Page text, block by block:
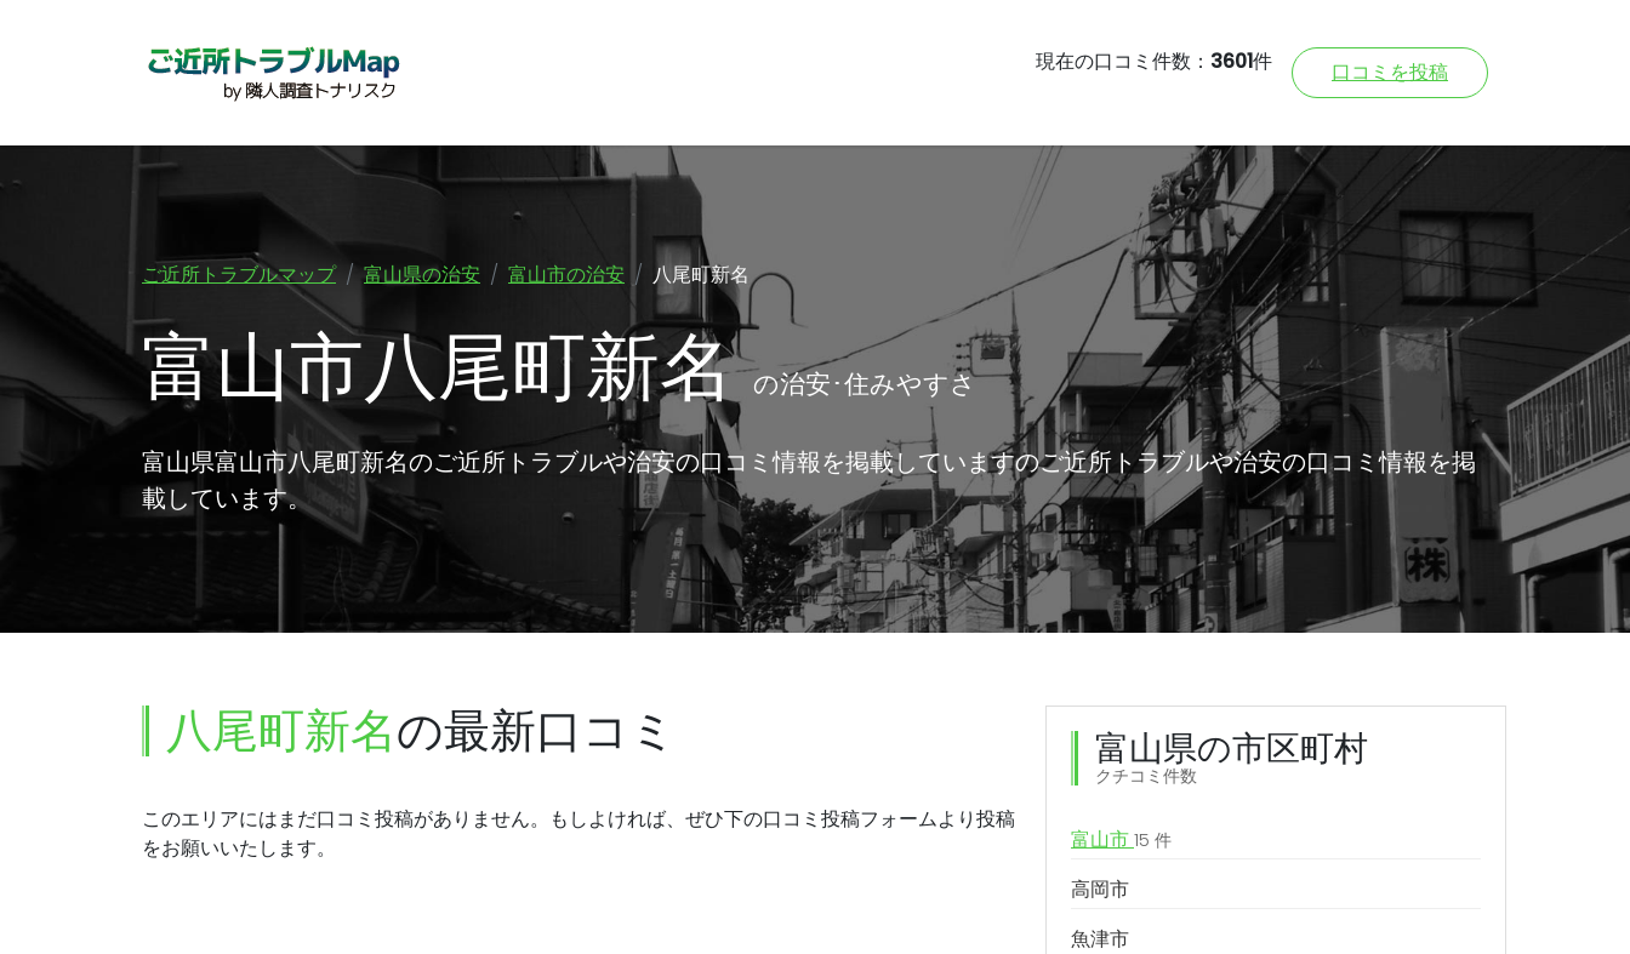
現在の口コミ件数： 3601件 口コミを投稿
ご近所トラブルマップ 富山県の治安 富山市の治安 八尾町新名
富山市八尾町新名の治安･住みやすさ
富山県富山市八尾町新名のご近所トラブルや治安の口コミ情報を掲載していますのご近所トラブルや治安の口コミ情報を掲
載しています。
八尾町新名の最新口コミ
このエリアにはまだ口コミ投稿がありません。もしよければ、ぜひ下の口コミ投稿フォームより投稿
をお願いいたします。
富山県の市区町村
クチコミ件数
富山市 15 件
高岡市
魚津市